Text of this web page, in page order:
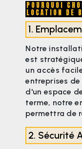
POURQUOI
LOCATION DE
1.
Notre
est
un accès
entreprises de
d'un espace
terme, notre
permettra de
2. Sécurité